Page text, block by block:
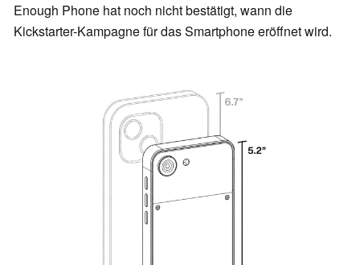
Enough Phone hat noch nicht bestätigt, wann die
Kickstarter-Kampagne für das Smartphone eröffnet wird.